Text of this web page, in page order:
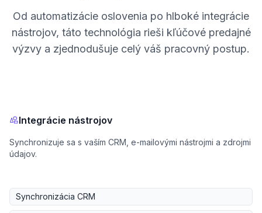
Od automatizácie oslovenia po hlboké integrácie
nástrojov, táto technológia rieši kľúčové predajné
výzvy a zjednodušuje celý váš pracovný postup.
Integrácie nástrojov
Synchronizuje sa s vaším CRM, e-mailovými nástrojmi a zdrojmi
údajov.
Synchronizácia CRM